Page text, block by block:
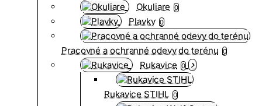
Okuliare 0
Plavky 0
Pracovné a ochranné odevy do terénu 0
Rukavice 0
Rukavice STIHL 0